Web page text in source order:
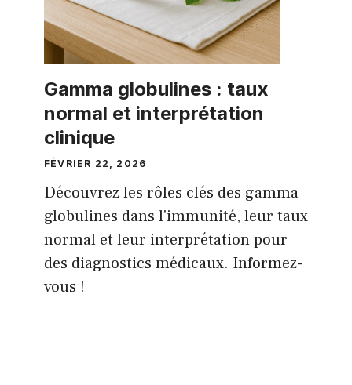
Gamma globulines : taux
normal et interprétation
clinique
FÉVRIER 22, 2026
Découvrez les rôles clés des gamma
globulines dans l'immunité, leur taux
normal et leur interprétation pour
des diagnostics médicaux. Informez-
vous !